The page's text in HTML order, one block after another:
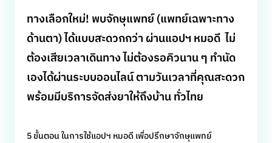
ทางเลือกใหม่! พบจักษุแพทย์ (แพทย์เฉพาะทาง
ด้านตา) ได้แบบสะดวกกว่า ผ่านแอปฯ หมอดี ไม่
ต้องเสียเวลาเดินทาง ไม่ต้องรอคิวนาน ๆ ทำนัด
เองได้ผ่านระบบออนไลน์ ตามวันเวลาที่คุณสะดวก
พร้อมมีบริการจัดส่งยาให้ถึงบ้าน ทั่วไทย
5 ขั้นตอน ในการใช้แอปฯ หมอดี เพื่อปรึกษาจักษุแพทย์